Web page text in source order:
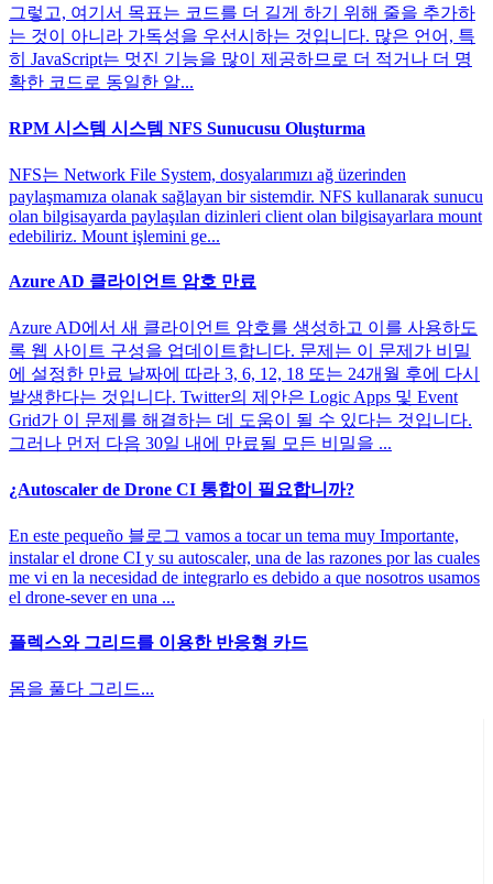
그렇고, 여기서 목표는 코드를 더 길게 하기 위해 줄을 추가하
는 것이 아니라 가독성을 우선시하는 것입니다. 많은 언어, 특
히 JavaScript는 멋진 기능을 많이 제공하므로 더 적거나 더 명
확한 코드로 동일한 알...
RPM 시스템 시스템 NFS Sunucusu Oluşturma
NFS는 Network File System, dosyalarımızı ağ üzerinden
paylaşmamıza olanak sağlayan bir sistemdir. NFS kullanarak sunucu
olan bilgisayarda paylaşılan dizinleri client olan bilgisayarlara mount
edebiliriz. Mount işlemini ge...
Azure AD 클라이언트 암호 만료
Azure AD에서 새 클라이언트 암호를 생성하고 이를 사용하도
록 웹 사이트 구성을 업데이트합니다. 문제는 이 문제가 비밀
에 설정한 만료 날짜에 따라 3, 6, 12, 18 또는 24개월 후에 다시
발생한다는 것입니다. Twitter의 제안은 Logic Apps 및 Event
Grid가 이 문제를 해결하는 데 도움이 될 수 있다는 것입니다.
그러나 먼저 다음 30일 내에 만료될 모든 비밀을 ...
¿Autoscaler de Drone CI 통합이 필요합니까?
En este pequeño 블로그 vamos a tocar un tema muy Importante,
instalar el drone CI y su autoscaler, una de las razones por las cuales
me vi en la necesidad de integrarlo es debido a que nosotros usamos
el drone-sever en una ...
플렉스와 그리드를 이용한 반응형 카드
몸을 풀다 그리드...